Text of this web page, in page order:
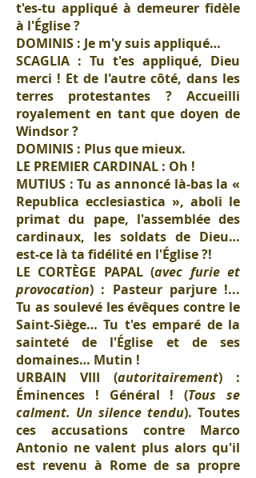
t'es-tu appliqué à demeurer fidèle
à l'Église ?
DOMINIS : Je m'y suis appliqué…
SCAGLIA : Tu t'es appliqué, Dieu
merci ! Et de l'autre côté, dans les
terres protestantes ? Accueilli
royalement en tant que doyen de
Windsor ?
DOMINIS : Plus que mieux.
LE PREMIER CARDINAL : Oh !
MUTIUS : Tu as annoncé là-bas la «
Republica ecclesiastica », aboli le
primat du pape, l'assemblée des
cardinaux, les soldats de Dieu…
est-ce là ta fidélité en l'Église ?!
LE CORTÈGE PAPAL (avec furie et
provocation) : Pasteur parjure !...
Tu as soulevé les évêques contre le
Saint-Siège… Tu t'es emparé de la
sainteté de l'Église et de ses
domaines… Mutin !
URBAIN VIII (autoritairement) :
Éminences ! Général ! (Tous se
calment. Un silence tendu). Toutes
ces accusations contre Marco
Antonio ne valent plus alors qu'il
est revenu à Rome de sa propre